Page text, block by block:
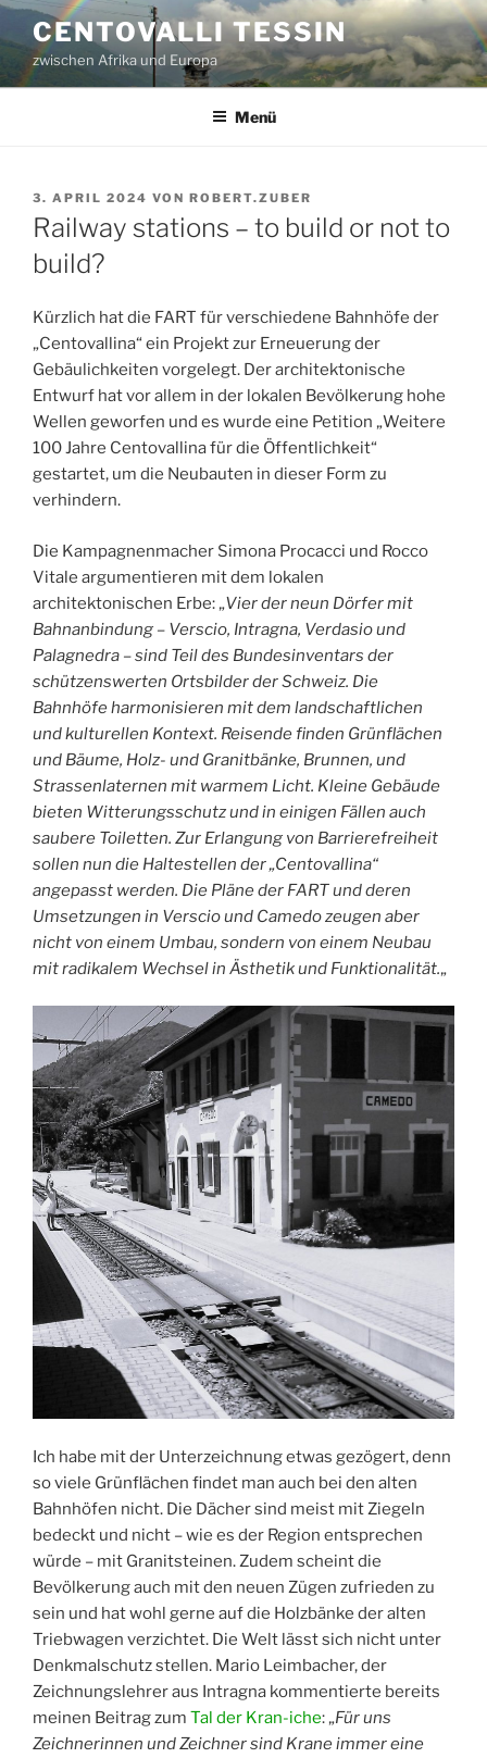
Zum
Inhalt
springen
CENTOVALLI TESSIN
zwischen Afrika und Europa
Menü
VERÖFFENTLICHT
AM
3. APRIL 2024 VON ROBERT.ZUBER
Railway stations – to build or not to
build?
Kürzlich hat die FART für verschiedene Bahnhöfe der
„Centovallina“ ein Projekt zur Erneuerung der
Gebäulichkeiten vorgelegt. Der architektonische
Entwurf hat vor allem in der lokalen Bevölkerung hohe
Wellen geworfen und es wurde eine Petition „Weitere
100 Jahre Centovallina für die Öffentlichkeit“
gestartet, um die Neubauten in dieser Form zu
verhindern.
Die Kampagnenmacher Simona Procacci und Rocco
Vitale argumentieren mit dem lokalen
architektonischen Erbe: „Vier der neun Dörfer mit
Bahnanbindung – Verscio, Intragna, Verdasio und
Palagnedra – sind Teil des Bundesinventars der
schützenswerten Ortsbilder der Schweiz. Die
Bahnhöfe harmonisieren mit dem landschaftlichen
und kulturellen Kontext. Reisende finden Grünflächen
und Bäume, Holz- und Granitbänke, Brunnen, und
Strassenlaternen mit warmem Licht. Kleine Gebäude
bieten Witterungsschutz und in einigen Fällen auch
saubere Toiletten. Zur Erlangung von Barrierefreiheit
sollen nun die Haltestellen der „Centovallina“
angepasst werden. Die Pläne der FART und deren
Umsetzungen in Verscio und Camedo zeugen aber
nicht von einem Umbau, sondern von einem Neubau
mit radikalem Wechsel in Ästhetik und Funktionalität.„
Ich habe mit der Unterzeichnung etwas gezögert, denn
so viele Grünflächen findet man auch bei den alten
Bahnhöfen nicht. Die Dächer sind meist mit Ziegeln
bedeckt und nicht – wie es der Region entsprechen
würde – mit Granitsteinen. Zudem scheint die
Bevölkerung auch mit den neuen Zügen zufrieden zu
sein und hat wohl gerne auf die Holzbänke der alten
Triebwagen verzichtet. Die Welt lässt sich nicht unter
Denkmalschutz stellen. Mario Leimbacher, der
Zeichnungslehrer aus Intragna kommentierte bereits
meinen Beitrag zum Tal der Kran-iche: „Für uns
Zeichnerinnen und Zeichner sind Krane immer eine